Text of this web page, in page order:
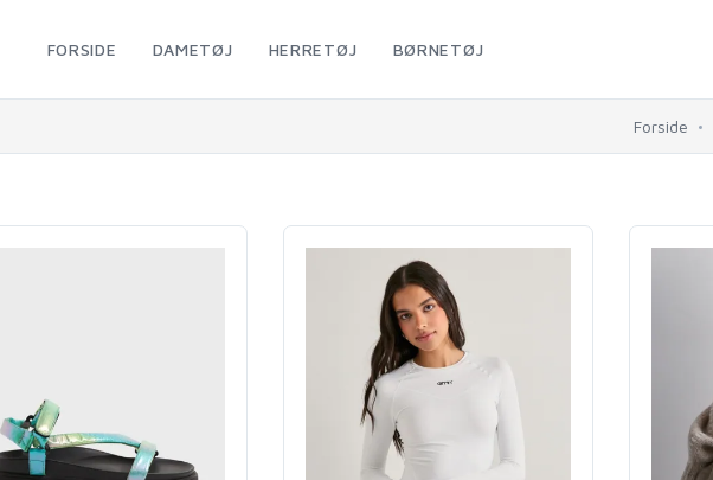
FORSIDE DAMETØJ HERRETØJ BØRNETØJ
Forside